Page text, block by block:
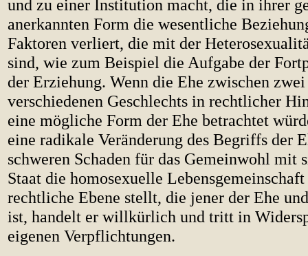
und zu einer Institution macht, die in ihrer
anerkannten Form die wesentliche
Faktoren verliert, die mit der
sind, wie zum Beispiel die Aufgabe der
der Erziehung. Wenn die Ehe zwischen zwei
verschiedenen Geschlechts in rechtlicher
eine mögliche Form der Ehe betrachtet
eine radikale Veränderung des Begriffs der
schweren Schaden für das Gemeinwohl mit
Staat die homosexuelle
rechtliche Ebene stellt, die jener der Ehe
ist, handelt er willkürlich und tritt in
eigenen Verpflichtungen.